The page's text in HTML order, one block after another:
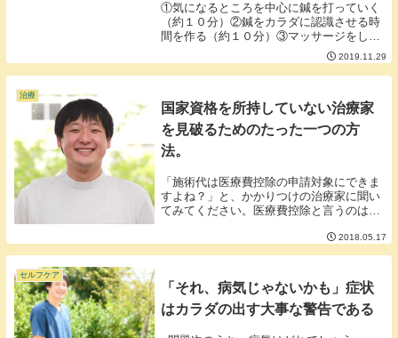
①気になるところを中心に鍼を打っていく
（約１０分）②鍼をカラダに認識させる時
間を作る（約１０分）③マッサージをして
お顔のリフトアップと循環を良くする（約
１０分）①気になるところを中心に鍼を打
っていく・血行が悪い部分や・クマになっ
2019.11.29
治療
国家資格を所持していない治療家
を見破るためのたった一つの方
法。
「施術代は医療費控除の申請対象にできま
すよね？」と、かかりつけの治療家に聞い
てみてください。医療費控除と言うのは、
超えると医療費が少し戻ってくるシステム
です。国家資格をもった鍼灸師、あん摩マ
2018.05.17
セルフケア
「それ、病気じゃないかも」症状
はカラダの出す大事な警告である